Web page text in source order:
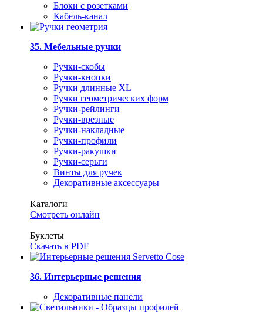
Блоки с розетками
Кабель-канал
35. Мебельные ручки
Ручки-скобы
Ручки-кнопки
Ручки длинные XL
Ручки геометрических форм
Ручки-рейлинги
Ручки-врезные
Ручки-накладные
Ручки-профили
Ручки-ракушки
Ручки-серьги
Винты для ручек
Декоративные аксессуары
Каталоги
Смотреть онлайн
Буклеты
Скачать в PDF
36. Интерьерные решения
Декоративные панели